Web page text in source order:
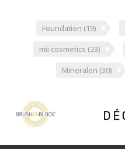
Foundation (19)
mii cosmetics (23)
Mineralen (30)